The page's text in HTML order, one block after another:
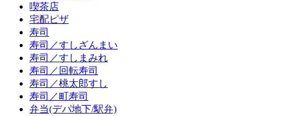
喫茶店
宅配ピザ
寿司
寿司／すしざんまい
寿司／すしまみれ
寿司／回転寿司
寿司／桃太郎すし
寿司／町寿司
弁当(デパ地下/駅弁)